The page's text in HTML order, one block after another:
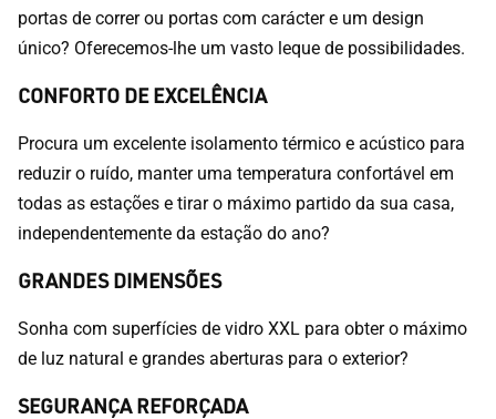
portas de correr ou portas com carácter e um design
único? Oferecemos-lhe um vasto leque de possibilidades.
CONFORTO DE EXCELÊNCIA
Procura um excelente isolamento térmico e acústico para
reduzir o ruído, manter uma temperatura confortável em
todas as estações e tirar o máximo partido da sua casa,
independentemente da estação do ano?
GRANDES DIMENSÕES
Sonha com superfícies de vidro XXL para obter o máximo
de luz natural e grandes aberturas para o exterior?
SEGURANÇA REFORÇADA